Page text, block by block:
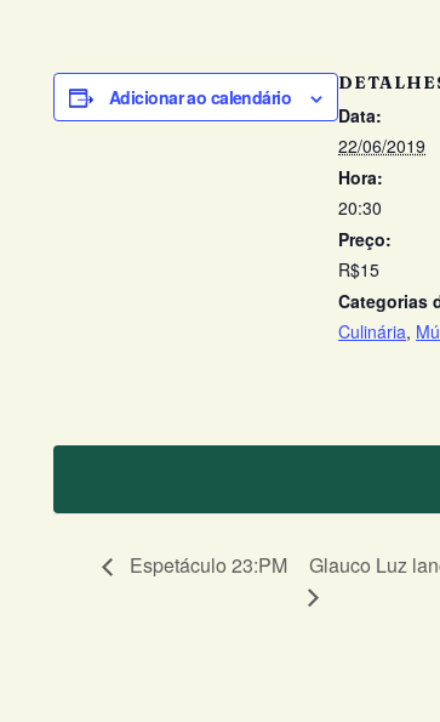
Adicionar ao calendário
Data:
22/06/2019
Hora:
20:30
Preço:
R$15
Categorias
Culinária,
Espetáculo 23:PM Glauco Luz